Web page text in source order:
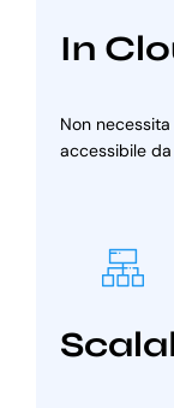
In
Non
accessibile